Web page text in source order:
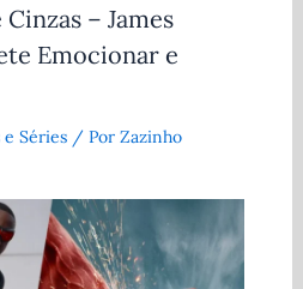
– James
Emocionar e
Séries/ Por Zazinho